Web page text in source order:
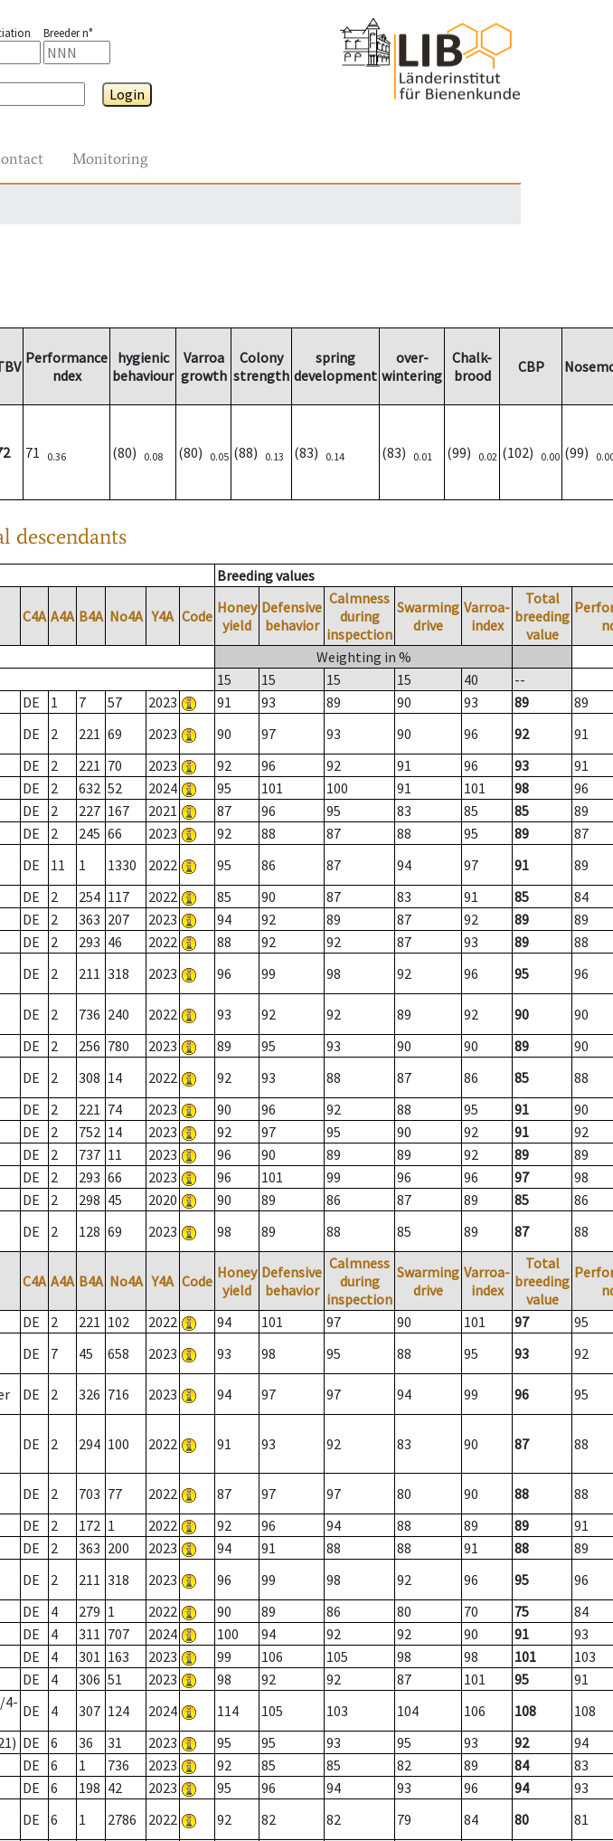
Breeder n°
Login
Monitoring
Performance
ndex
hygienic
behaviour
Varroa
growth
Colony
strength
spring
development
over-
wintering
Chalk-
brood
CBP
71 0.36 (80) 0.08 (80) 0.05 (88) 0.13 (83) 0.14 (83) 0.01 (99) 0.02 (102) 0.00 (99)
descendants
Breeding values
C4A A4A B4A No4A Y4A Code Honey
yield
Defensive
behavior
Calmness
during
inspection
Swarming
drive
Varroa-
index
Total
breeding
value
Weighting in %
15
15 15 15 40
--
DE 1 7 57 2023 91 93 89 90 93 89
89
DE 2 221 69 2023 90 97 93 90 96 92
91
DE 2 221 70 2023 92 96 92 91 96 93
91
DE 2 632 52 2024 95 101 100 91 101 98
96
DE 2 227 167 2021 87 96 95 83 85 85
89
DE 2 245 66 2023 92 88 87 88 95 89
87
DE 11 1 1330 2022 95 86 87 94 97 91
89
DE 2 254 117 2022 85 90 87 83 91 85
84
DE 2 363 207 2023 94 92 89 87 92 89
89
DE 2 293 46 2022 88 92 92 87 93 89
88
DE 2 211 318 2023 96 99 98 92 96 95 96
DE 2 736 240 2022 93 92 92 89 92 90
90
DE 2 256 780 2023 89 95 93 90 90 89
90
DE 2 308 14 2022 92 93 88 87 86 85
88
DE 2 221 74 2023 90 96 92 88 95 91
90
DE 2 752 14 2023 92 97 95 90 92 91
92
DE 2 737 11 2023 96 90 89 89 92 89
89
DE 2 293 66 2023 96 101 99 96 96 97
98
DE 2 298 45 2020 90 89 86 87 89 85
86
DE 2 128 69 2023 98 89 88 85 89 87 88
C4A A4A B4A No4A Y4A Code Honey
yield
Defensive
behavior
Calmness
during
inspection
Swarming
drive
Varroa-
index
Total
breeding
value
DE 2 221 102 2022 94 101 97 90 101 97
95
DE 7 45 658 2023 93 98 95 88 95 93 92
DE 2 326 716 2023 94 97 97 94 99 96 95
DE 2 294 100 2022 91 93 92 83 90 87 88
DE 2 703 77 2022 87 97 97 80 90 88
88
DE 2 172 1 2022 92 96 94 88 89 89
91
DE 2 363 200 2023 94 91 88 88 91 88
89
DE 2 211 318 2023 96 99 98 92 96 95
96
DE 4 279 1 2022 90 89 86 80 70 75
84
DE 4 311 707 2024 100 94 92 92 90 91
93
DE 4 301 163 2023 99 106 105 98 98 101
103
DE 4 306 51 2023 98 92 92 87 101 95
91
4- DE 4 307 124 2024 114 105 103 104 106 108
108
DE 6 36 31 2023 95 95 93 95 93 92
94
DE 6 1 736 2023 92 85 85 82 89 84
83
DE 6 198 42 2023 95 96 94 93 96 94
93
DE 6 1 2786 2022 92 82 82 79 84 80
81